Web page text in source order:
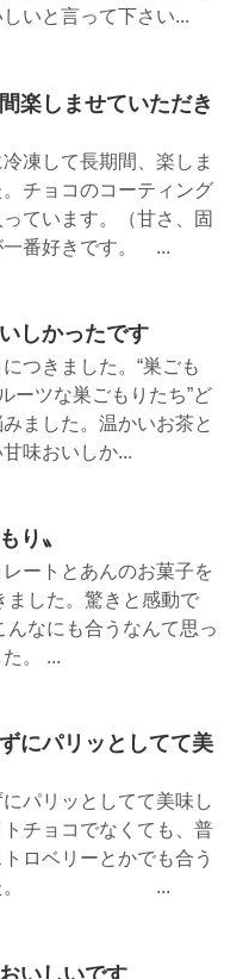
いと言って下さい...
楽しませていただき
凍して長期間、楽しま
チョコのコーティング
ています。（甘さ、固
一番好きです。 ...
しかったです
つきました。“巣ごも
ーツな巣ごもりたち”ど
ました。温かいお茶と
味おいしか...
り〟
ートとあんのお菓子を
ました。驚きと感動で
んなにも合うなんて思っ
。 ...
にパリッとしてて美
パリッとしてて美味し
チョコでなくても、普
ロベリーとかでも合う
した。 ...
いしいです